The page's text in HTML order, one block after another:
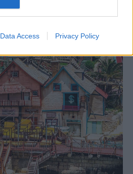
Data Access Privacy Policy